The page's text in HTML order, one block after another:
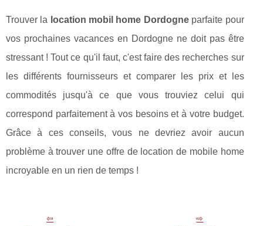
Trouver la location mobil home Dordogneparfaite pour
vos prochaines vacances en Dordogne ne doit pas être
stressant ! Tout ce qu'il faut, c'est faire des recherches sur
les différents fournisseurs et comparer les prix et les
commodités jusqu'à ce que vous trouviez celui qui
correspond parfaitement à vos besoins et à votre budget.
Grâce à ces conseils, vous ne devriez avoir aucun
problème à trouver une offre de location de mobile home
incroyable en un rien de temps !